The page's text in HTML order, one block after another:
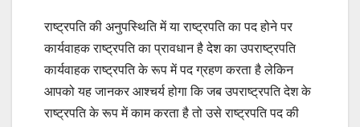
राष्ट्रपति की अनुपस्थिति में या राष्ट्रपति का पद होने पर
कार्यवाहक राष्ट्रपति का प्रावधान है देश का उपराष्ट्रपति
कार्यवाहक राष्ट्रपति के रूप में पद ग्रहण करता है लेकिन
आपको यह जानकर आश्चर्य होगा कि जब उपराष्ट्रपति देश के
राष्ट्रपति के रूप में काम करता है तो उसे राष्ट्रपति पद की